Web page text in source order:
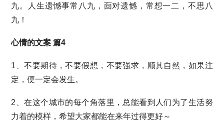
九。人生遗憾事常八九，靣对遗憾，常想一二，不思八
九！
心情的文案 篇4
1、不要期待，不要假想，不要强求，顺其自然，如果注
定，便一定会发生。
2、在这个城市的每个角落里，总能看到人们为了生活努
力着的模样，希望大家都能在来年过得更好～